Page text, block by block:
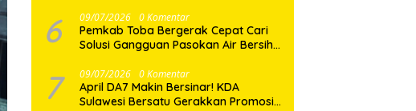
6 09/07/2026 0 Komentar
Pemkab Toba Bergerak Cepat Cari
Solusi Gangguan Pasokan Air Bersih
7 09/07/2026 0 Komentar
April DA7 Makin Bersinar! KDA
Sulawesi Bersatu Gerakkan Promosi